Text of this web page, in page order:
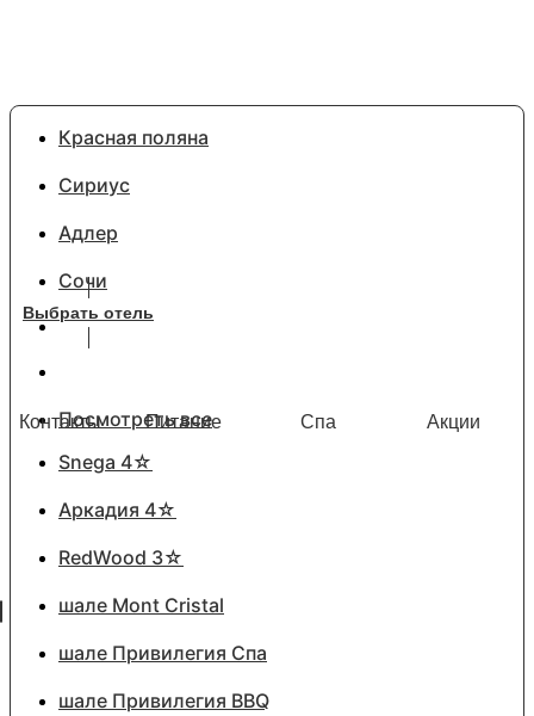
Выбрать отель
Контакты Питание Спа Акции
Красная поляна
Сириус
Адлер
Сочи
Посмотреть все
Snega 4☆
Аркадия 4☆
RedWood 3☆
шале Mont Cristal
шале Привилегия Спа
шале Привилегия BBQ